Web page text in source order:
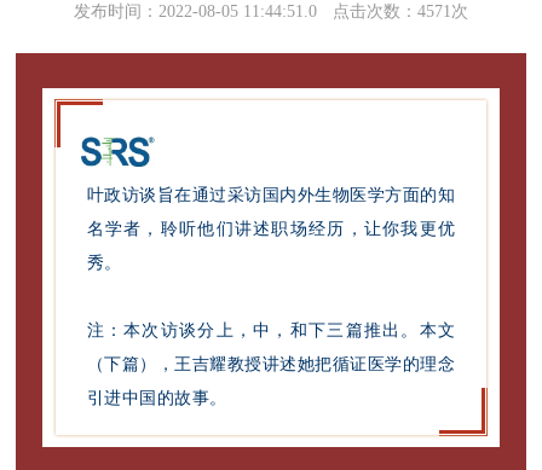
发布时间：2022-08-05 11:44:51.0 点击次数：4571次
叶政访谈旨在通过采访国内外生物医学方面的知
名学者，聆听他们讲述职场经历，让你我更优
秀。
注：本次访谈分上，中，和下三篇推出。本文
（下篇），王吉耀教授讲述她把循证医学的理念
引进中国的故事。